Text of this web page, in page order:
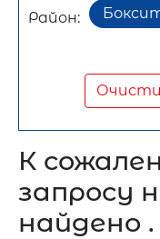
Район:
К
запросу
найдено .